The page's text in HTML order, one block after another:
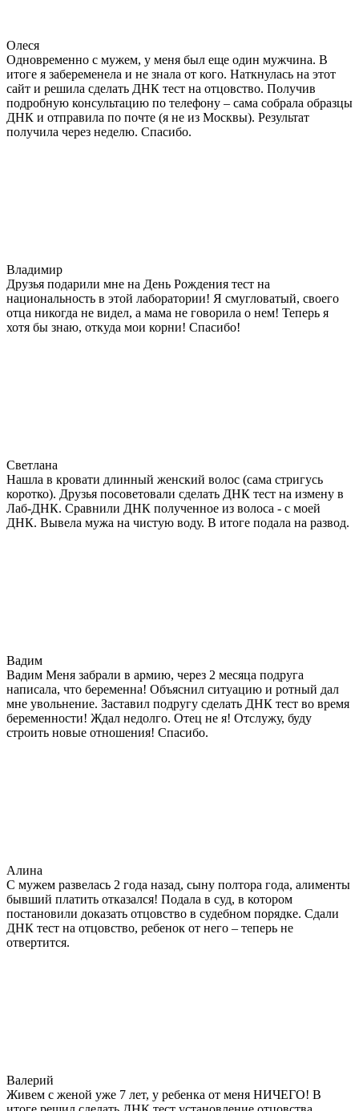
Олеся
Одновременно с мужем, у меня был еще один мужчина. В
итоге я забеременела и не знала от кого. Наткнулась на этот
сайт и решила сделать ДНК тест на отцовство. Получив
подробную консультацию по телефону – сама собрала образцы
ДНК и отправила по почте (я не из Москвы). Результат
получила через неделю. Спасибо.
Владимир
Друзья подарили мне на День Рождения тест на
национальность в этой лаборатории! Я смугловатый, своего
отца никогда не видел, а мама не говорила о нем! Теперь я
хотя бы знаю, откуда мои корни! Спасибо!
Светлана
Нашла в кровати длинный женский волос (сама стригусь
коротко). Друзья посоветовали сделать ДНК тест на измену в
Лаб-ДНК. Сравнили ДНК полученное из волоса - с моей
ДНК. Вывела мужа на чистую воду. В итоге подала на развод.
Вадим
Вадим Меня забрали в армию, через 2 месяца подруга
написала, что беременна! Объяснил ситуацию и ротный дал
мне увольнение. Заставил подругу сделать ДНК тест во время
беременности! Ждал недолго. Отец не я! Отслужу, буду
строить новые отношения! Спасибо.
Алина
С мужем развелась 2 года назад, сыну полтора года, алименты
бывший платить отказался! Подала в суд, в котором
постановили доказать отцовство в судебном порядке. Сдали
ДНК тест на отцовство, ребенок от него – теперь не
отвертится.
Валерий
Живем с женой уже 7 лет, у ребенка от меня НИЧЕГО! В